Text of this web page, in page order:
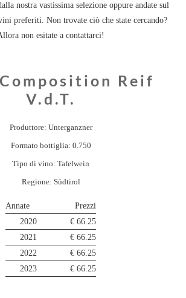
nostra vastissima selezione oppure andate sul
preferiti. Non trovate ciò che state cercando?
non esitate a contattarci!
Reif
V.d.T.
Produttore: Unterganzner
Formato bottiglia: 0.750
Tipo di vino: Tafelwein
Regione: Südtirol
Annate
Prezzi
2020
€ 66.25
2021
€ 66.25
2022
€ 66.25
2023
€ 66.25